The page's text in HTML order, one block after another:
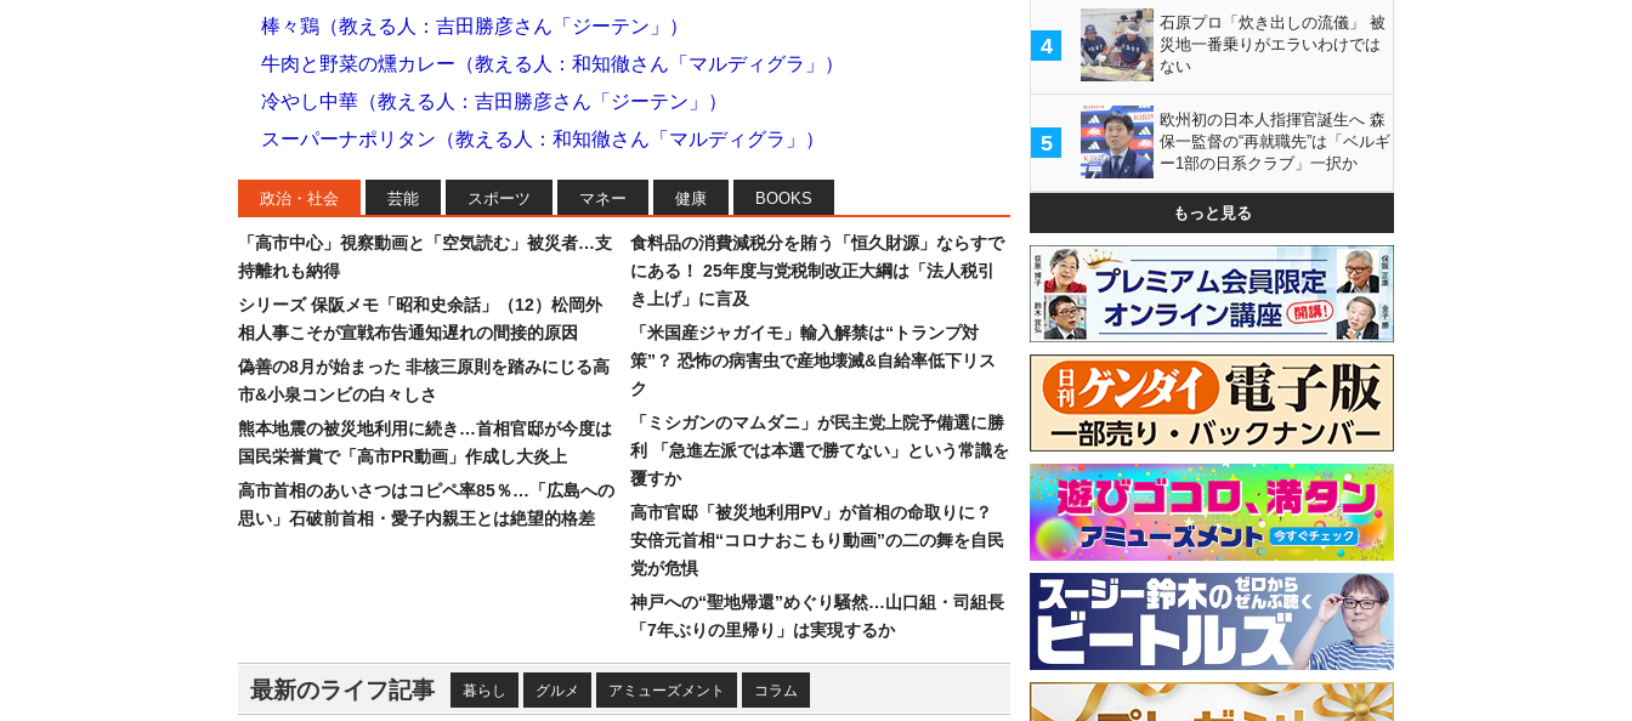
棒々鶏（教える人：吉田勝彦さん「ジーテン」）
牛肉と野菜の燻カレー（教える人：和知徹さん「マルディグラ」）
冷やし中華（教える人：吉田勝彦さん「ジーテン」）
スーパーナポリタン（教える人：和知徹さん「マルディグラ」）
政治・社会 芸能 スポーツ マネー 健康 BOOKS
「高市中心」視察動画と「空気読む」被災者…支
持離れも納得
シリーズ 保阪メモ「昭和史余話」（12）松岡外
相人事こそが宣戦布告通知遅れの間接的原因
偽善の8月が始まった 非核三原則を踏みにじる高
市&小泉コンビの白々しさ
熊本地震の被災地利用に続き…首相官邸が今度は
国民栄誉賞で「高市PR動画」作成し大炎上
高市首相のあいさつはコピペ率85％…「広島への
思い」石破前首相・愛子内親王とは絶望的格差
食料品の消費減税分を賄う「恒久財源」ならすで
にある！ 25年度与党税制改正大綱は「法人税引
き上げ」に言及
「米国産ジャガイモ」輸入解禁は“トランプ対
策”？ 恐怖の病害虫で産地壊滅&自給率低下リス
ク
「ミシガンのマムダニ」が民主党上院予備選に勝
利 「急進左派では本選で勝てない」という常識を
覆すか
高市官邸「被災地利用PV」が首相の命取りに？
安倍元首相“コロナおこもり動画”の二の舞を自民
党が危惧
神戸への“聖地帰還”めぐり騒然…山口組・司組長
「7年ぶりの里帰り」は実現するか
最新のライフ記事 暮らし グルメ アミューズメント コラム
4
石原プロ「炊き出しの流儀」 被
災地一番乗りがエラいわけでは
ない
5
欧州初の日本人指揮官誕生へ 森
保一監督の“再就職先”は「ベルギ
ー1部の日系クラブ」一択か
もっと見る